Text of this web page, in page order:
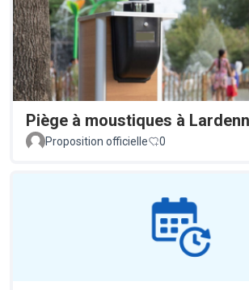
Piège à moustiques à
Proposition officielle
0